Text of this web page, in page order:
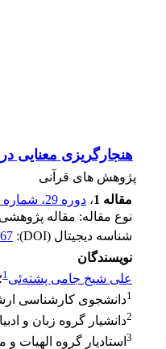
هنجارگریزی معنایی
پژوهش های قرآنی
مقاله 1
، دوره 29، شماره 110
نوع مقاله: مقاله پژوهشی
شناسه دیجیتال (DOI):
نویسندگان
علی شیخ جامی پشته‌ئی 1؛
1دانشجوی کارشناسی
2دانشیار گروه زبان و
3 استادیار گروه الهیات